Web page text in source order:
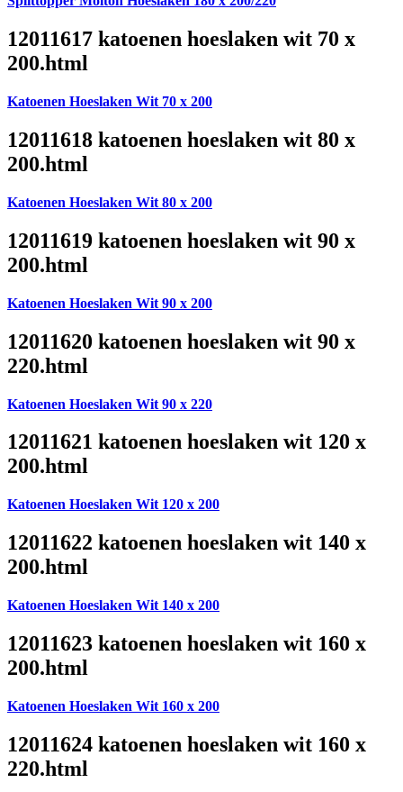
12011617 katoenen hoeslaken wit 70 x
200.html
Katoenen Hoeslaken Wit 70 x 200
12011618 katoenen hoeslaken wit 80 x
200.html
Katoenen Hoeslaken Wit 80 x 200
12011619 katoenen hoeslaken wit 90 x
200.html
Katoenen Hoeslaken Wit 90 x 200
12011620 katoenen hoeslaken wit 90 x
220.html
Katoenen Hoeslaken Wit 90 x 220
12011621 katoenen hoeslaken wit 120 x
200.html
Katoenen Hoeslaken Wit 120 x 200
12011622 katoenen hoeslaken wit 140 x
200.html
Katoenen Hoeslaken Wit 140 x 200
12011623 katoenen hoeslaken wit 160 x
200.html
Katoenen Hoeslaken Wit 160 x 200
12011624 katoenen hoeslaken wit 160 x
220.html